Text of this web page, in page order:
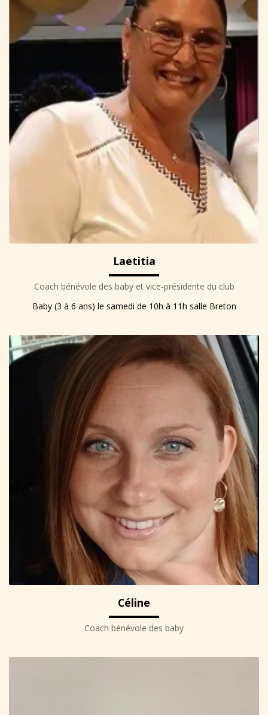
Laetitia
Coach bénévole des baby et vice-présidente du club
Baby (3 à 6 ans) le samedi de 10h à 11h salle Breton
Céline
Coach bénévole des baby